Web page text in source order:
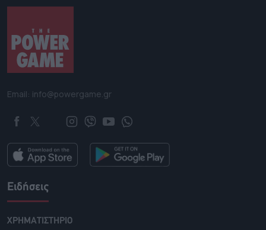
Email: info@powergame.gr
Ειδήσεις
ΧΡΗΜΑΤΙΣΤΗΡΙΟ